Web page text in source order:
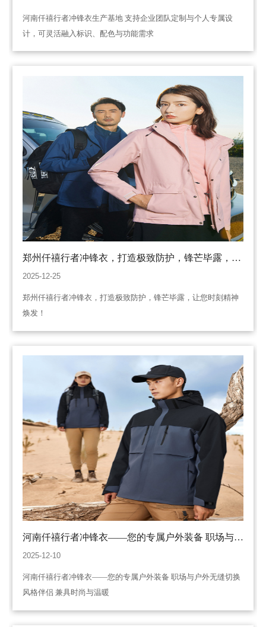
河南仟禧行者冲锋衣生产基地 支持企业团队定制与个人专属设
计，可灵活融入标识、配色与功能需求
郑州仟禧行者冲锋衣，打造极致防护，锋芒毕露，让
您时刻精神焕发！​
2025-12-25
郑州仟禧行者冲锋衣，打造极致防护，锋芒毕露，让您时刻精神
焕发！​
河南仟禧行者冲锋衣——您的专属户外装备 职场与户
2025-12-10
河南仟禧行者冲锋衣——您的专属户外装备 职场与户外无缝切换
风格伴侣 兼具时尚与温暖